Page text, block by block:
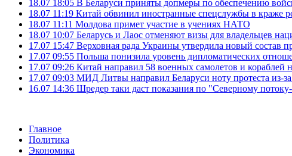
18.07 18:05 В Беларуси приняты допмеры по обеспечению
18.07 11:19 Китай обвинил иностранные спецслужбы в краже
18.07 11:11 Молдова примет участие в учениях НАТО
18.07 10:07 Беларусь и Лаос отменяют визы для владельцев
17.07 15:47 Верховная рада Украины утвердила новый состав
17.07 09:55 Польша понизила уровень дипломатических
17.07 09:26 Китай направил 58 военных самолетов и кораблей
17.07 09:03 МИД Литвы направил Беларуси ноту протеста из-за
16.07 14:36 Шредер таки даст показания по "Северному
Главное
Политика
Экономика